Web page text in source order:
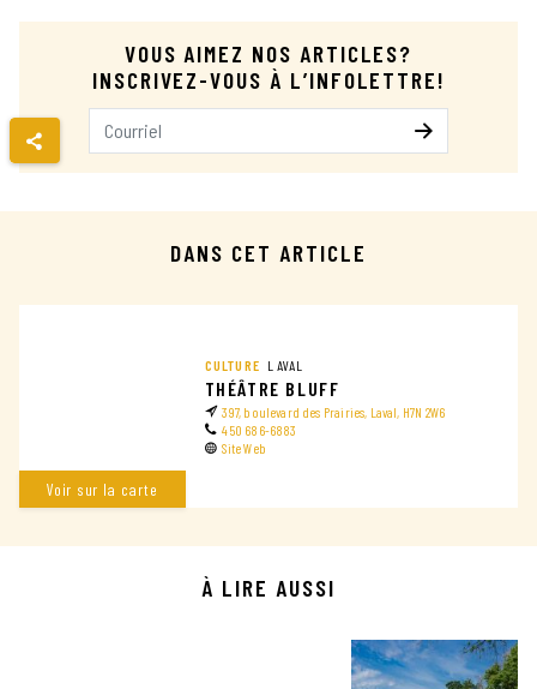
VOUS AIMEZ NOS ARTICLES?
INSCRIVEZ-VOUS À L’INFOLETTRE!
Entrez votre courriel Je m’inscris
DANS CET ARTICLE
Voir sur la carte
CULTURE LAVAL
THÉÂTRE BLUFF
397, boulevard des Prairies, Laval, H7N 2W6
450 686-6883
Site Web
À LIRE AUSSI